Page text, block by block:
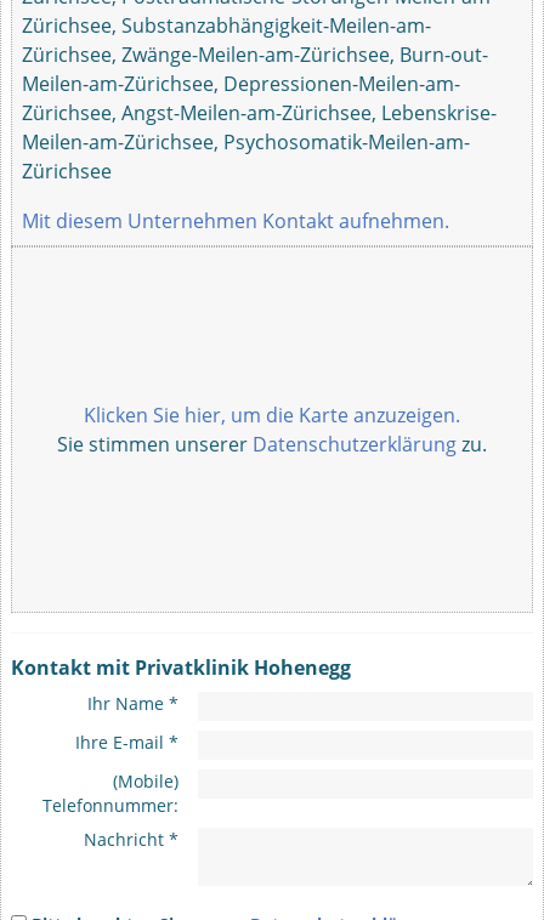
Zürichsee, Substanzabhängigkeit-Meilen-am-
Zürichsee, Zwänge-Meilen-am-Zürichsee, Burn-out-
Meilen-am-Zürichsee, Depressionen-Meilen-am-
Zürichsee, Angst-Meilen-am-Zürichsee, Lebenskrise-
Meilen-am-Zürichsee, Psychosomatik-Meilen-am-
Zürichsee
Mit diesem Unternehmen Kontakt aufnehmen.
Klicken Sie hier, um die Karte anzuzeigen.
Sie stimmen unserer Datenschutzerklärungzu.
Kontakt mit Privatklinik Hohenegg
Ihr Name *
Ihre E-mail *
(Mobile)
Telefonnummer:
Nachricht *